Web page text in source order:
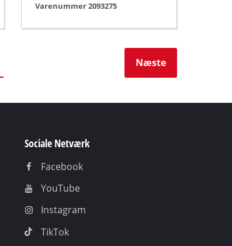
Varenummer 2093275
Næste
Sociale Netværk
Facebook
YouTube
Instagram
TikTok